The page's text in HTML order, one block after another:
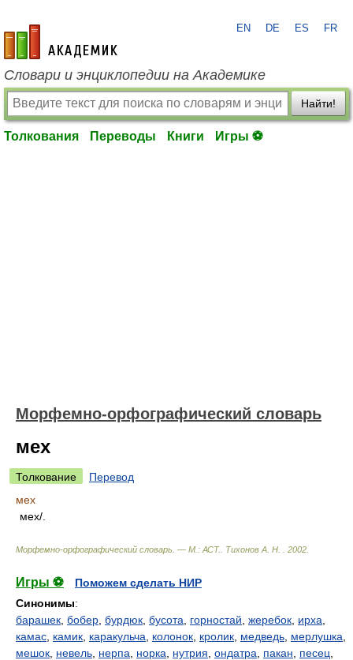
academic.ru
EN DE ES FR
Словари и энциклопедии на Академике
Найти!
Толкования Переводы Книги Игры ⚽
Морфемно-орфографический словарь
мех
Толкование
Перевод
мех
мех/.
Морфемно-орфографический словарь. — М.: АСТ. Тихонов А. Н. 2002
Игры ⚽
Поможем сделать НИР
Синонимы:
барашек бобер бурдюк бусота горностай жеребок ирха
камас камик каракульча колонок кролик медведь мерлушка
мешок невель нерпа норка нутрия ондатра пакан песец